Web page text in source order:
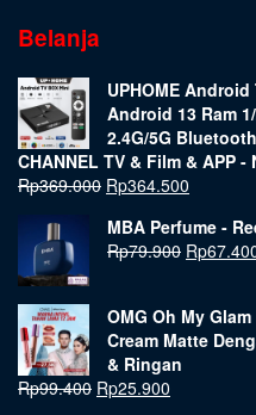
Belanja
UPHOME
Android 13 Ram
2.4G/5G
CHANNEL TV & Film & APP
Rp369.000 Rp364.500
MBA Perfume -
Rp79.900 Rp
OMG Oh My
Cream Matte
& Ringan
Rp99.400 Rp25.900